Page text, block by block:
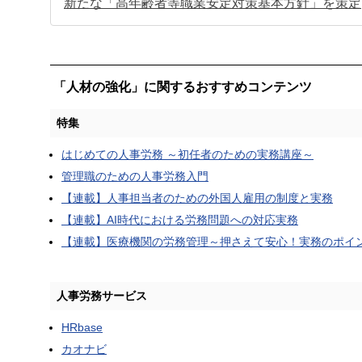
新たな「高年齢者等職業安定対策基本方針」を策定
「人材の強化」に関するおすすめコンテンツ
特集
はじめての人事労務 ～初任者のための実務講座～
管理職のための人事労務入門
【連載】人事担当者のための外国人雇用の制度と実務
【連載】AI時代における労務問題への対応実務
【連載】医療機関の労務管理～押さえて安心！実務のポイ
人事労務サービス
HRbase
カオナビ